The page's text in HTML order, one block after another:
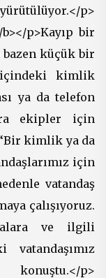
p>
b></p>Kayıp bir
küçük bir
içindeki kimlik
ya da telefon
ekipler için
kimlik ya da
için
vatandaş
çalışıyoruz.
ve ilgili
p>